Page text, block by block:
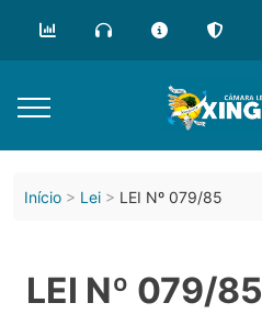
Início Lei LEI Nº 079/85
LEI Nº 079/85